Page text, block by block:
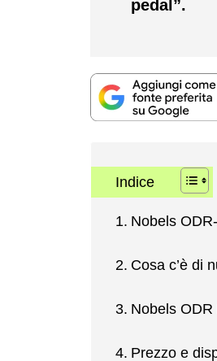
pedal”.
Indice
Nobels
Cosa c’è di
Nobels ODR
Prezzo e